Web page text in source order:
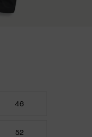
46
52